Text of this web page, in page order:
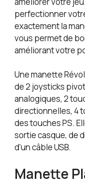
perfectionner
exactement la
vous permet de
améliorant votre
Une manette
de 2 joysticks
analogiques, 2
directionnelles, 4
des touches PS.
sortie casque, de
d’un câble USB.
Manette